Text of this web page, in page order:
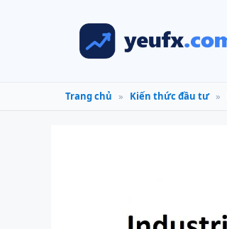
Trang chủ » Kiến thức đầu tư »